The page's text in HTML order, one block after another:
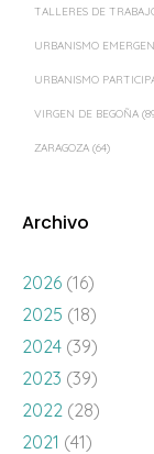
TALLERES DE
URBANISMO
URBANISMO
VIRGEN DE BEGOÑA
ZARAGOZA (64)
Archivo
2026 (16)
2025 (18)
2024 (39)
2023 (39)
2022 (28)
2021 (41)